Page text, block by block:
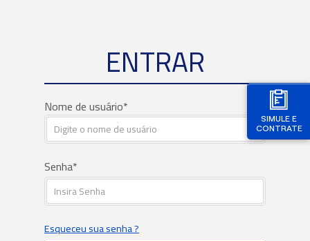
SIMULE E
CONTRATE
ENTRAR
Nome de usuário
Senha
Esqueceu sua senha ?